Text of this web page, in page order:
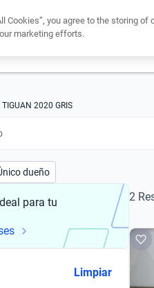
2020 GRIS
dueño
para tu
Limpiar
2
Cookies”, you agree to the storing
marketing efforts.